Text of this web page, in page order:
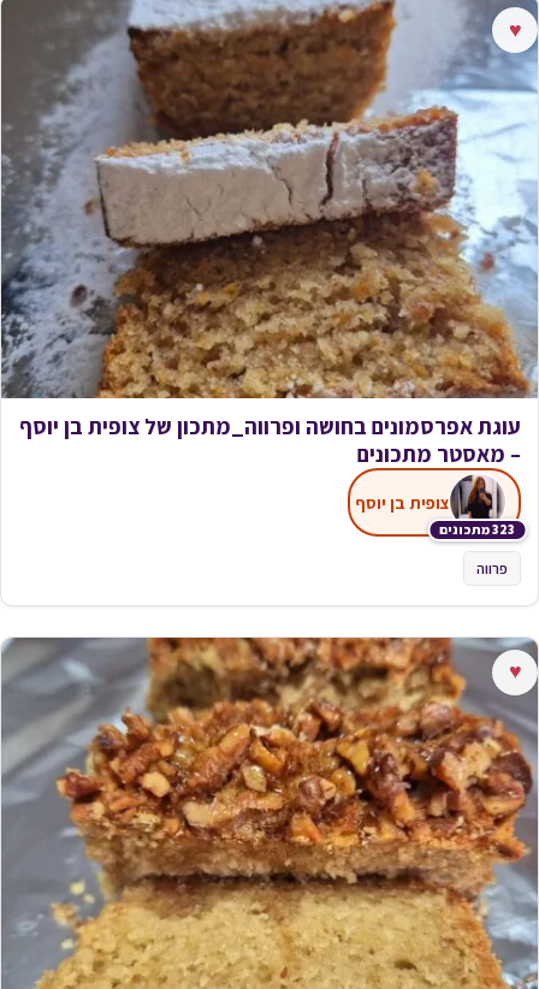
♥
עוגת אפרסמונים בחושה ופרווה_מתכון של צופית בן יוסף
– מאסטר מתכונים
323 מתכונים
צופית בן יוסף
פרווה
♥